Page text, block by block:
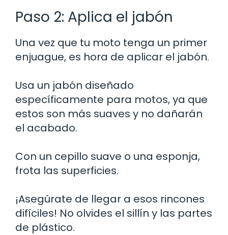
Paso 2: Aplica el jabón
Una vez que tu moto tenga un primer
enjuague, es hora de aplicar el jabón.
Usa un jabón diseñado
específicamente para motos, ya que
estos son más suaves y no dañarán
el acabado.
Con un cepillo suave o una esponja,
frota las superficies.
¡Asegúrate de llegar a esos rincones
difíciles! No olvides el sillín y las partes
de plástico.